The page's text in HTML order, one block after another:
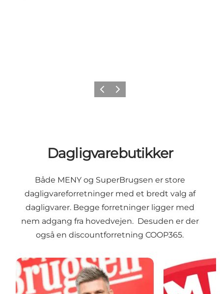
ForrigeNæste
Dagligvarebutikker
Både MENY og SuperBrugsen er store
dagligvareforretninger med et bredt valg af
dagligvarer. Begge forretninger ligger med
nem adgang fra hovedvejen. Desuden er der
også en discountforretning COOP365.
SuperBrugsen Løkken MENY Løkken